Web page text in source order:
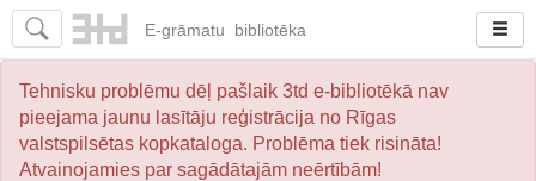
E-grāmatu bibliotēka
Tehnisku problēmu dēļ pašlaik 3td e-bibliotēkā nav
pieejama jaunu lasītāju reģistrācija no Rīgas
valstspilsētas kopkataloga. Problēma tiek risināta!
Atvainojamies par sagādātajām neērtībām!